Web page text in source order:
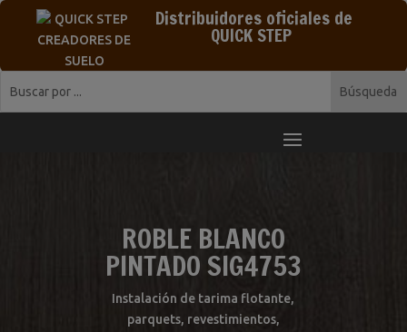
Distribuidores oficiales de
QUICK STEP
ROBLE BLANCO
PINTADO SIG4753
Instalación de tarima flotante,
parquets, revestimientos,